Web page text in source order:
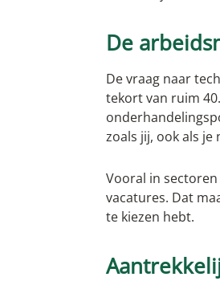
De
De vraag naar
tekort van ruim
zoals jij, ook als je
Vooral in
vacatures. Dat
te kiezen hebt.